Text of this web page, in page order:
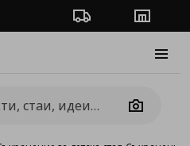
Проследяване на
Camera